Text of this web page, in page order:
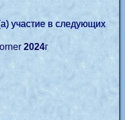
участие в следующих
2024г